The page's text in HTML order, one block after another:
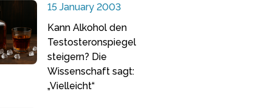
15 January 2003
Kann Alkohol den
Testosteronspiegel
steigern? Die
Wissenschaft sagt:
„Vielleicht“